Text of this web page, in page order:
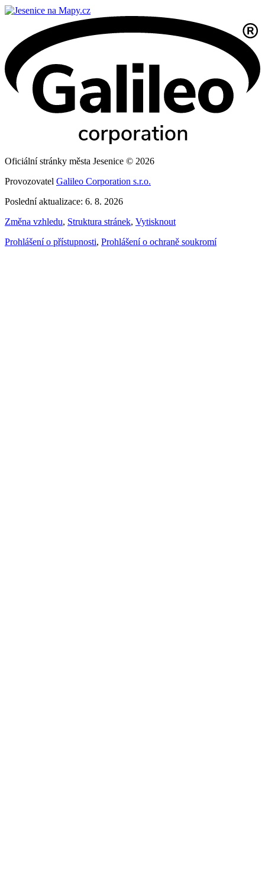
Oficiální stránky města Jesenice © 2026
Provozovatel Galileo Corporation s.r.o.
Poslední aktualizace: 6. 8. 2026
Změna vzhledu, Struktura stránek, Vytisknout
Prohlášení o přístupnosti, Prohlášení o ochraně soukromí